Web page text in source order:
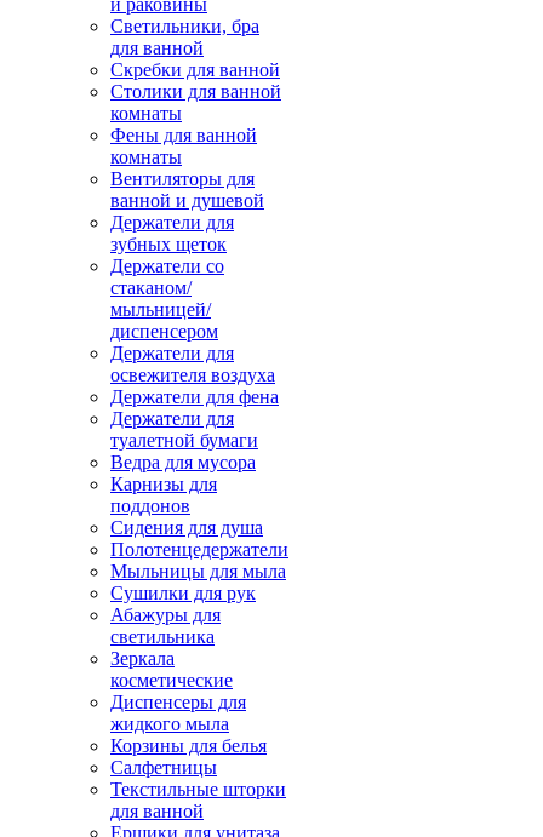
и раковины
Светильники, бра
для ванной
Скребки для ванной
Столики для ванной
комнаты
Фены для ванной
комнаты
Вентиляторы для
ванной и душевой
Держатели для
зубных щеток
Держатели со
стаканом/
мыльницей/
диспенсером
Держатели для
освежителя воздуха
Держатели для фена
Держатели для
туалетной бумаги
Ведра для мусора
Карнизы для
поддонов
Сидения для душа
Полотенцедержатели
Мыльницы для мыла
Сушилки для рук
Абажуры для
светильника
Зеркала
косметические
Диспенсеры для
жидкого мыла
Корзины для белья
Салфетницы
Текстильные шторки
для ванной
Ершики для унитаза